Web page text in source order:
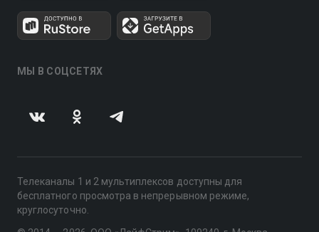
МЫ В СОЦСЕТЯХ
Телеканалы 1 и 2 мультиплексов доступны для
бесплатного просмотра в непрерывном режиме,
круглосуточно.